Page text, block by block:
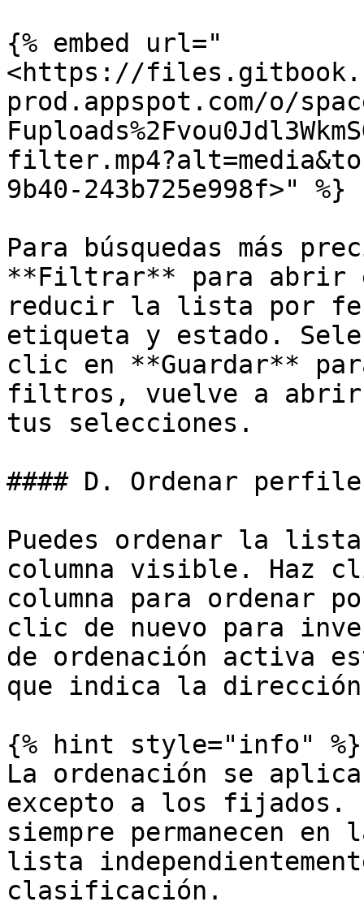
{% embed url="
<https://
prod.appspot.com/o/
9b40-243b725e998f>" %}
Para búsquedas más
**Filtrar** para abrir
reducir la lista por
etiqueta y estado.
clic en **Guardar**
filtros, vuelve a abrir
tus selecciones.
#### D. Ordenar
Puedes ordenar la
columna visible. Haz
columna para ordenar
clic de nuevo para
de ordenación activa
que indica la
{% hint style="info" %}
La ordenación se
excepto a los
siempre permanecen
lista
clasificación.